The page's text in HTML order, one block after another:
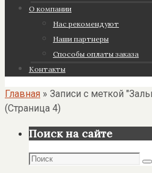
О компании
Нас рекомендуют
Наши партнеры
Cпособы оплаты заказа
Контакты
Главная » Записи с меткой
(Страница 4)
Поиск на сайте
Поиск